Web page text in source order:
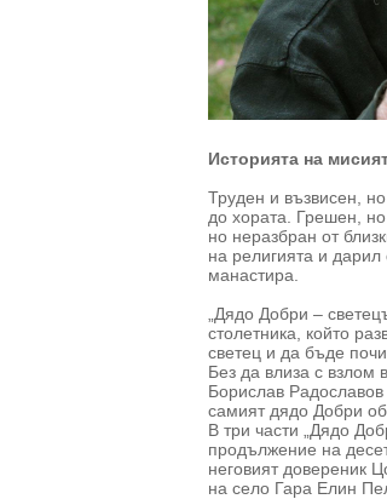
Историята на
Труден и възвисен,
до хората. Грешен,
но неразбран от
на религията и дарил
манастира.
„Дядо Добри –
столетника, който
светец и да бъде
Без да влиза с взлом
Борислав Радославов
самият дядо Добри
В три части „Дядо
продължение на
неговият довереник
на село Гара Елин